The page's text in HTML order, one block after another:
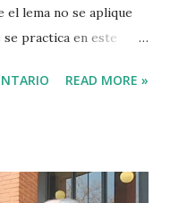
el lema no se aplique
se practica en este
Martínez Berrueta
Berrueta, que se
READ MORE »